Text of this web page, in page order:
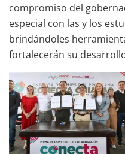
compromiso del
especial con las y los
brindándoles
fortalecerán su